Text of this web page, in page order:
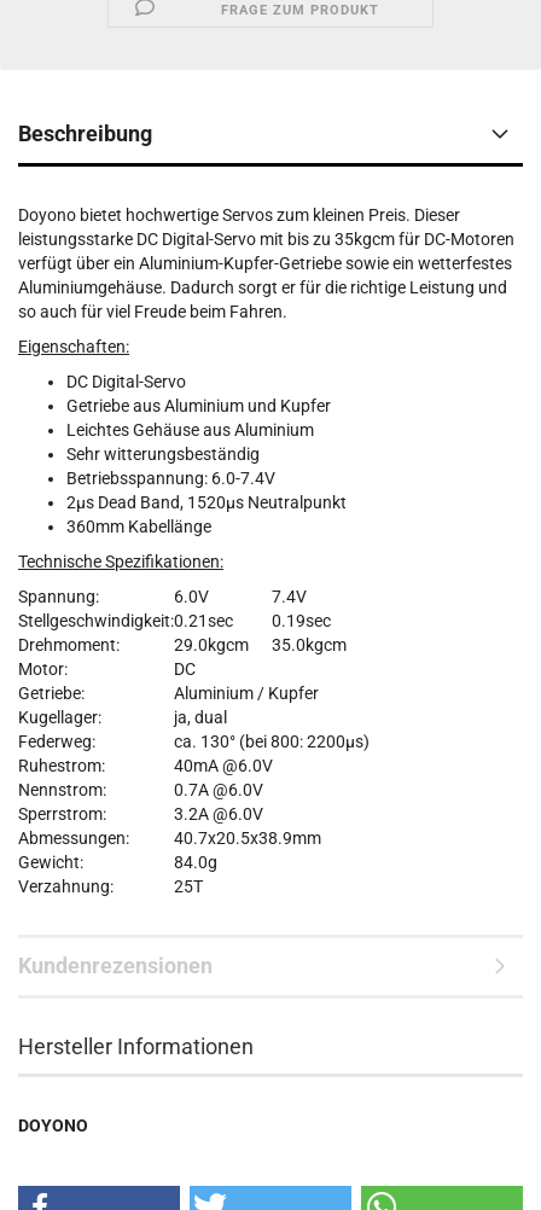
FRAGE ZUM PRODUKT
Beschreibung
Doyono bietet hochwertige Servos zum kleinen Preis. Dieser
leistungsstarke DC Digital-Servo mit bis zu 35kgcm für DC-Motoren
verfügt über ein Aluminium-Kupfer-Getriebe sowie ein wetterfestes
Aluminiumgehäuse. Dadurch sorgt er für die richtige Leistung und
so auch für viel Freude beim Fahren.
Eigenschaften:
DC Digital-Servo
Getriebe aus Aluminium und Kupfer
Leichtes Gehäuse aus Aluminium
Sehr witterungsbeständig
Betriebsspannung: 6.0-7.4V
2µs Dead Band, 1520µs Neutralpunkt
360mm Kabellänge
Technische Spezifikationen:
Spannung:
6.0V
7.4V
Stellgeschwindigkeit:0.21sec
0.19sec
Drehmoment:
29.0kgcm
35.0kgcm
Motor:
DC
Getriebe:
Aluminium / Kupfer
Kugellager:
ja, dual
Federweg:
ca. 130° (bei 800: 2200µs)
Ruhestrom:
40mA @6.0V
Nennstrom:
0.7A @6.0V
Sperrstrom:
3.2A @6.0V
Abmessungen:
40.7x20.5x38.9mm
Gewicht:
84.0g
Verzahnung:
25T
Kundenrezensionen
Hersteller Informationen
DOYONO